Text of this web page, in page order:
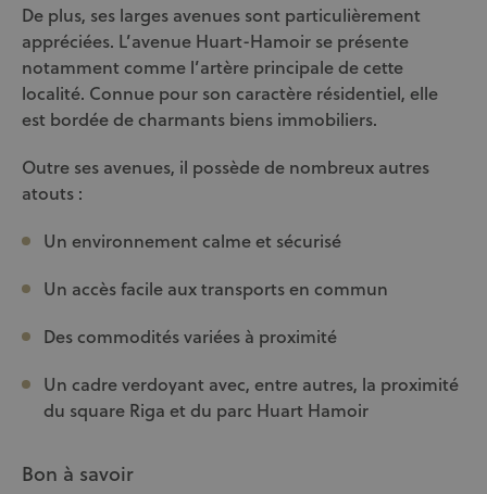
De plus, ses larges avenues sont particulièrement
appréciées. L’avenue Huart-Hamoir se présente
notamment comme l’artère principale de cette
localité. Connue pour son caractère résidentiel, elle
est bordée de charmants biens immobiliers.
Outre ses avenues, il possède de nombreux autres
atouts :
Un environnement calme et sécurisé
Un accès facile aux transports en commun
Des commodités variées à proximité
Un cadre verdoyant avec, entre autres, la proximité
du square Riga et du parc Huart Hamoir
Bon à savoir